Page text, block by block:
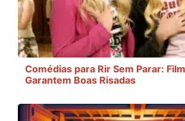
Comédias para Rir Sem Parar:
Garantem Boas Risadas